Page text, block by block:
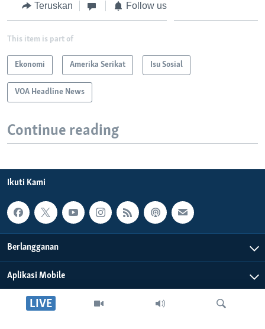
LIVE
Teruskan Follow us
This item is part of
Ekonomi Amerika Serikat Isu Sosial
VOA Headline News
Continue reading
Ikuti Kami
Berlangganan
Aplikasi Mobile
Tentang Kami